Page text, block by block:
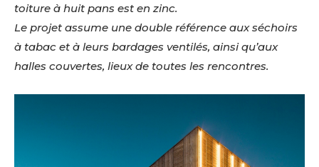
toiture à huit pans est en zinc.
Le projet assume une double référence aux séchoirs
à tabac et à leurs bardages ventilés, ainsi qu’aux
halles couvertes, lieux de toutes les rencontres.